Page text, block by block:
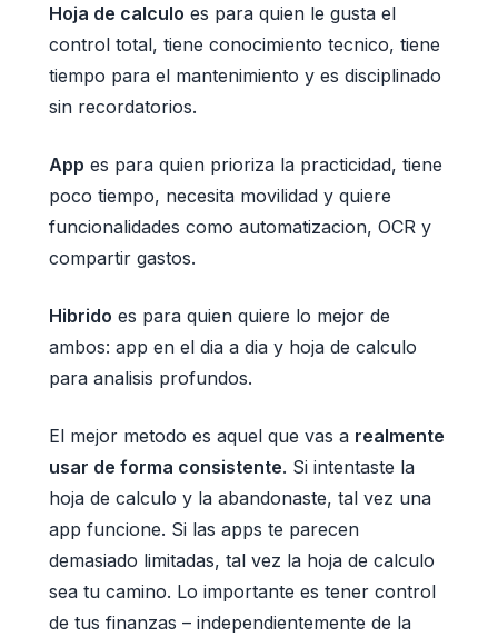
Hoja de calculo es para quien le gusta el
control total, tiene conocimiento tecnico, tiene
tiempo para el mantenimiento y es disciplinado
sin recordatorios.
App es para quien prioriza la practicidad, tiene
poco tiempo, necesita movilidad y quiere
funcionalidades como automatizacion, OCR y
compartir gastos.
Hibrido es para quien quiere lo mejor de
ambos: app en el dia a dia y hoja de calculo
para analisis profundos.
El mejor metodo es aquel que vas a realmente
usar de forma consistente. Si intentaste la
hoja de calculo y la abandonaste, tal vez una
app funcione. Si las apps te parecen
demasiado limitadas, tal vez la hoja de calculo
sea tu camino. Lo importante es tener control
de tus finanzas – independientemente de la